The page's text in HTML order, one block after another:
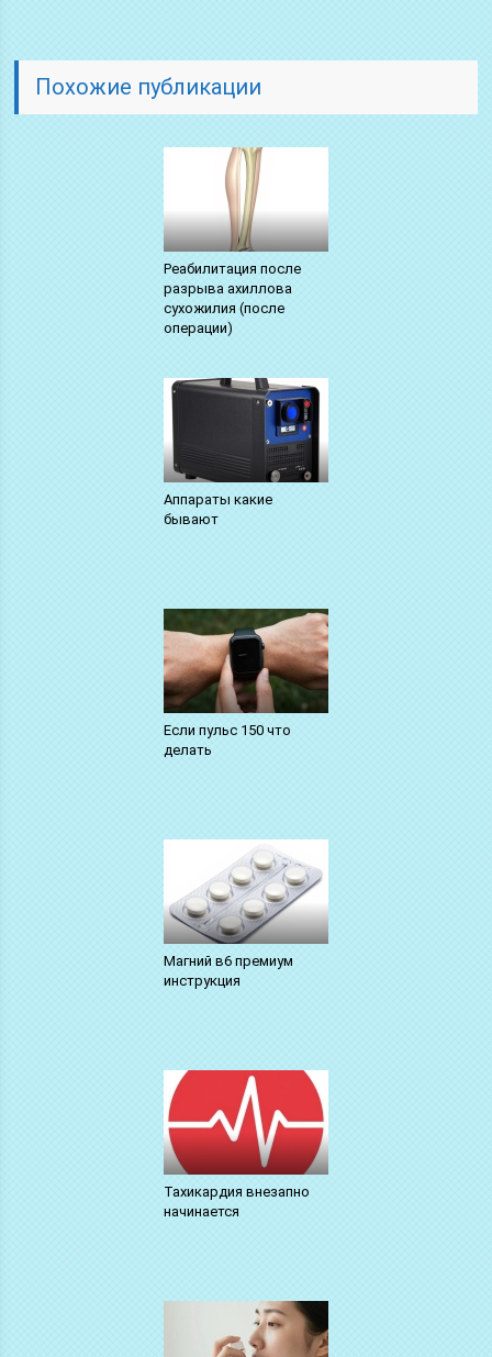
Похожие публикации
Реабилитация после
разрыва ахиллова
сухожилия (после
операции)
Аппараты какие
бывают
Если пульс 150 что
делать
Магний в6 премиум
инструкция
Тахикардия внезапно
начинается